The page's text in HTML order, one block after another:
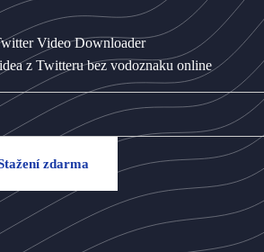
Video Downloader
z Twitteru bez vodoznaku online
zdarma